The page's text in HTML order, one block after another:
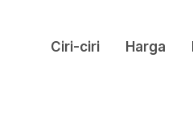
Ciri-ciri Harga